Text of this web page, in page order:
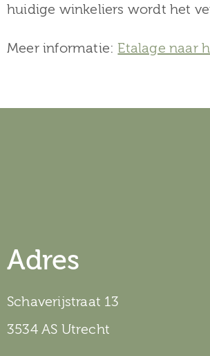
huidige winkeliers wordt het
Meer informatie: Etalage naar
Adres
Schaverijstraat 13
3534 AS Utrecht